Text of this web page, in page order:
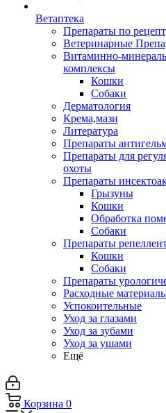
Ветаптека
Препараты по
Ветеринарные
Витаминно-
комплексы
Кошки
Собаки
Дерматология
Крема,мази
Литература
Препараты
Препараты для
охоты
Препараты
Грызуны
Кошки
Обработка
Собаки
Препараты
Кошки
Собаки
Препараты
Расходные
Успокоительные
Уход за глазами
Уход за зубами
Уход за ушами
Ещё
Корзина 0